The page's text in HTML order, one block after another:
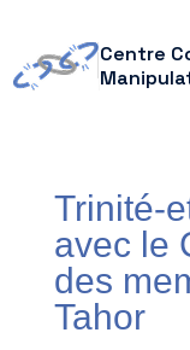
Centre
Trinité-
avec le
des
Tahor